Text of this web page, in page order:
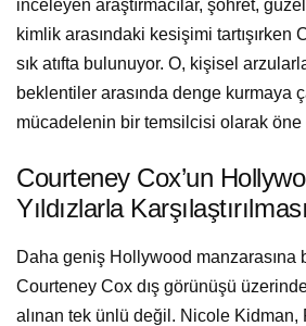
inceleyen araştırmacılar, şöhret,
kimlik arasındaki kesişimi tartışırken
sık atıfta bulunuyor. O, kişisel
beklentiler arasında denge kurmaya
mücadelenin bir temsilcisi olarak öne
Courteney Cox’un
Yıldızlarla Karşılaştırılması
Daha geniş Hollywood manzarasına
Courteney Cox dış görünüşü
alınan tek ünlü değil. Nicole